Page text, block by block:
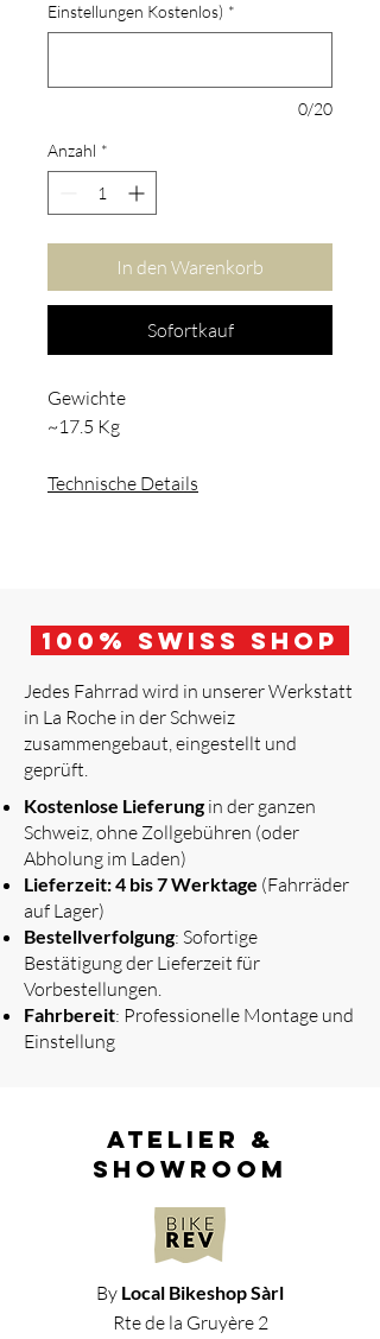
Einstellungen Kostenlos) *
0/20
Anzahl *
In den Warenkorb
Sofortkauf
Gewichte
~17.5 Kg
Technische Details
100 % Swiss Shop
Jedes Fahrrad wird in unserer Werkstatt
in La Roche in der Schweiz
zusammengebaut, eingestellt und
geprüft.
​
Kostenlose Lieferungin der ganzen
Schweiz, ohne Zollgebühren (oder
Abholung im Laden)
Lieferzeit: 4 bis 7 Werktage (Fahrräder
auf Lager)
Bestellverfolgung: Sofortige
Bestätigung der Lieferzeit für
Vorbestellungen.
Fahrbereit: Professionelle Montage und
Einstellung
atelier &
showroom
By Local Bikeshop Sàrl
Rte de la Gruyère 2